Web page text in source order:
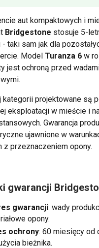
aut kompaktowych i
Bridgestone stosuje 5-
- taki sam jak dla
Model Turanza 6w
jest ochroną przed
kategorii projektowane są
eksploatacji w mieście i
Gwarancja
ujawnione w
z przeznaczeniem opony.
gwarancji
gwarancji: wady
opony.
ochrony: 60 miesięcy od
bieżnika.